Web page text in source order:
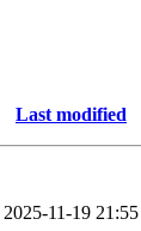
Last modified
2025-11-19 21:55